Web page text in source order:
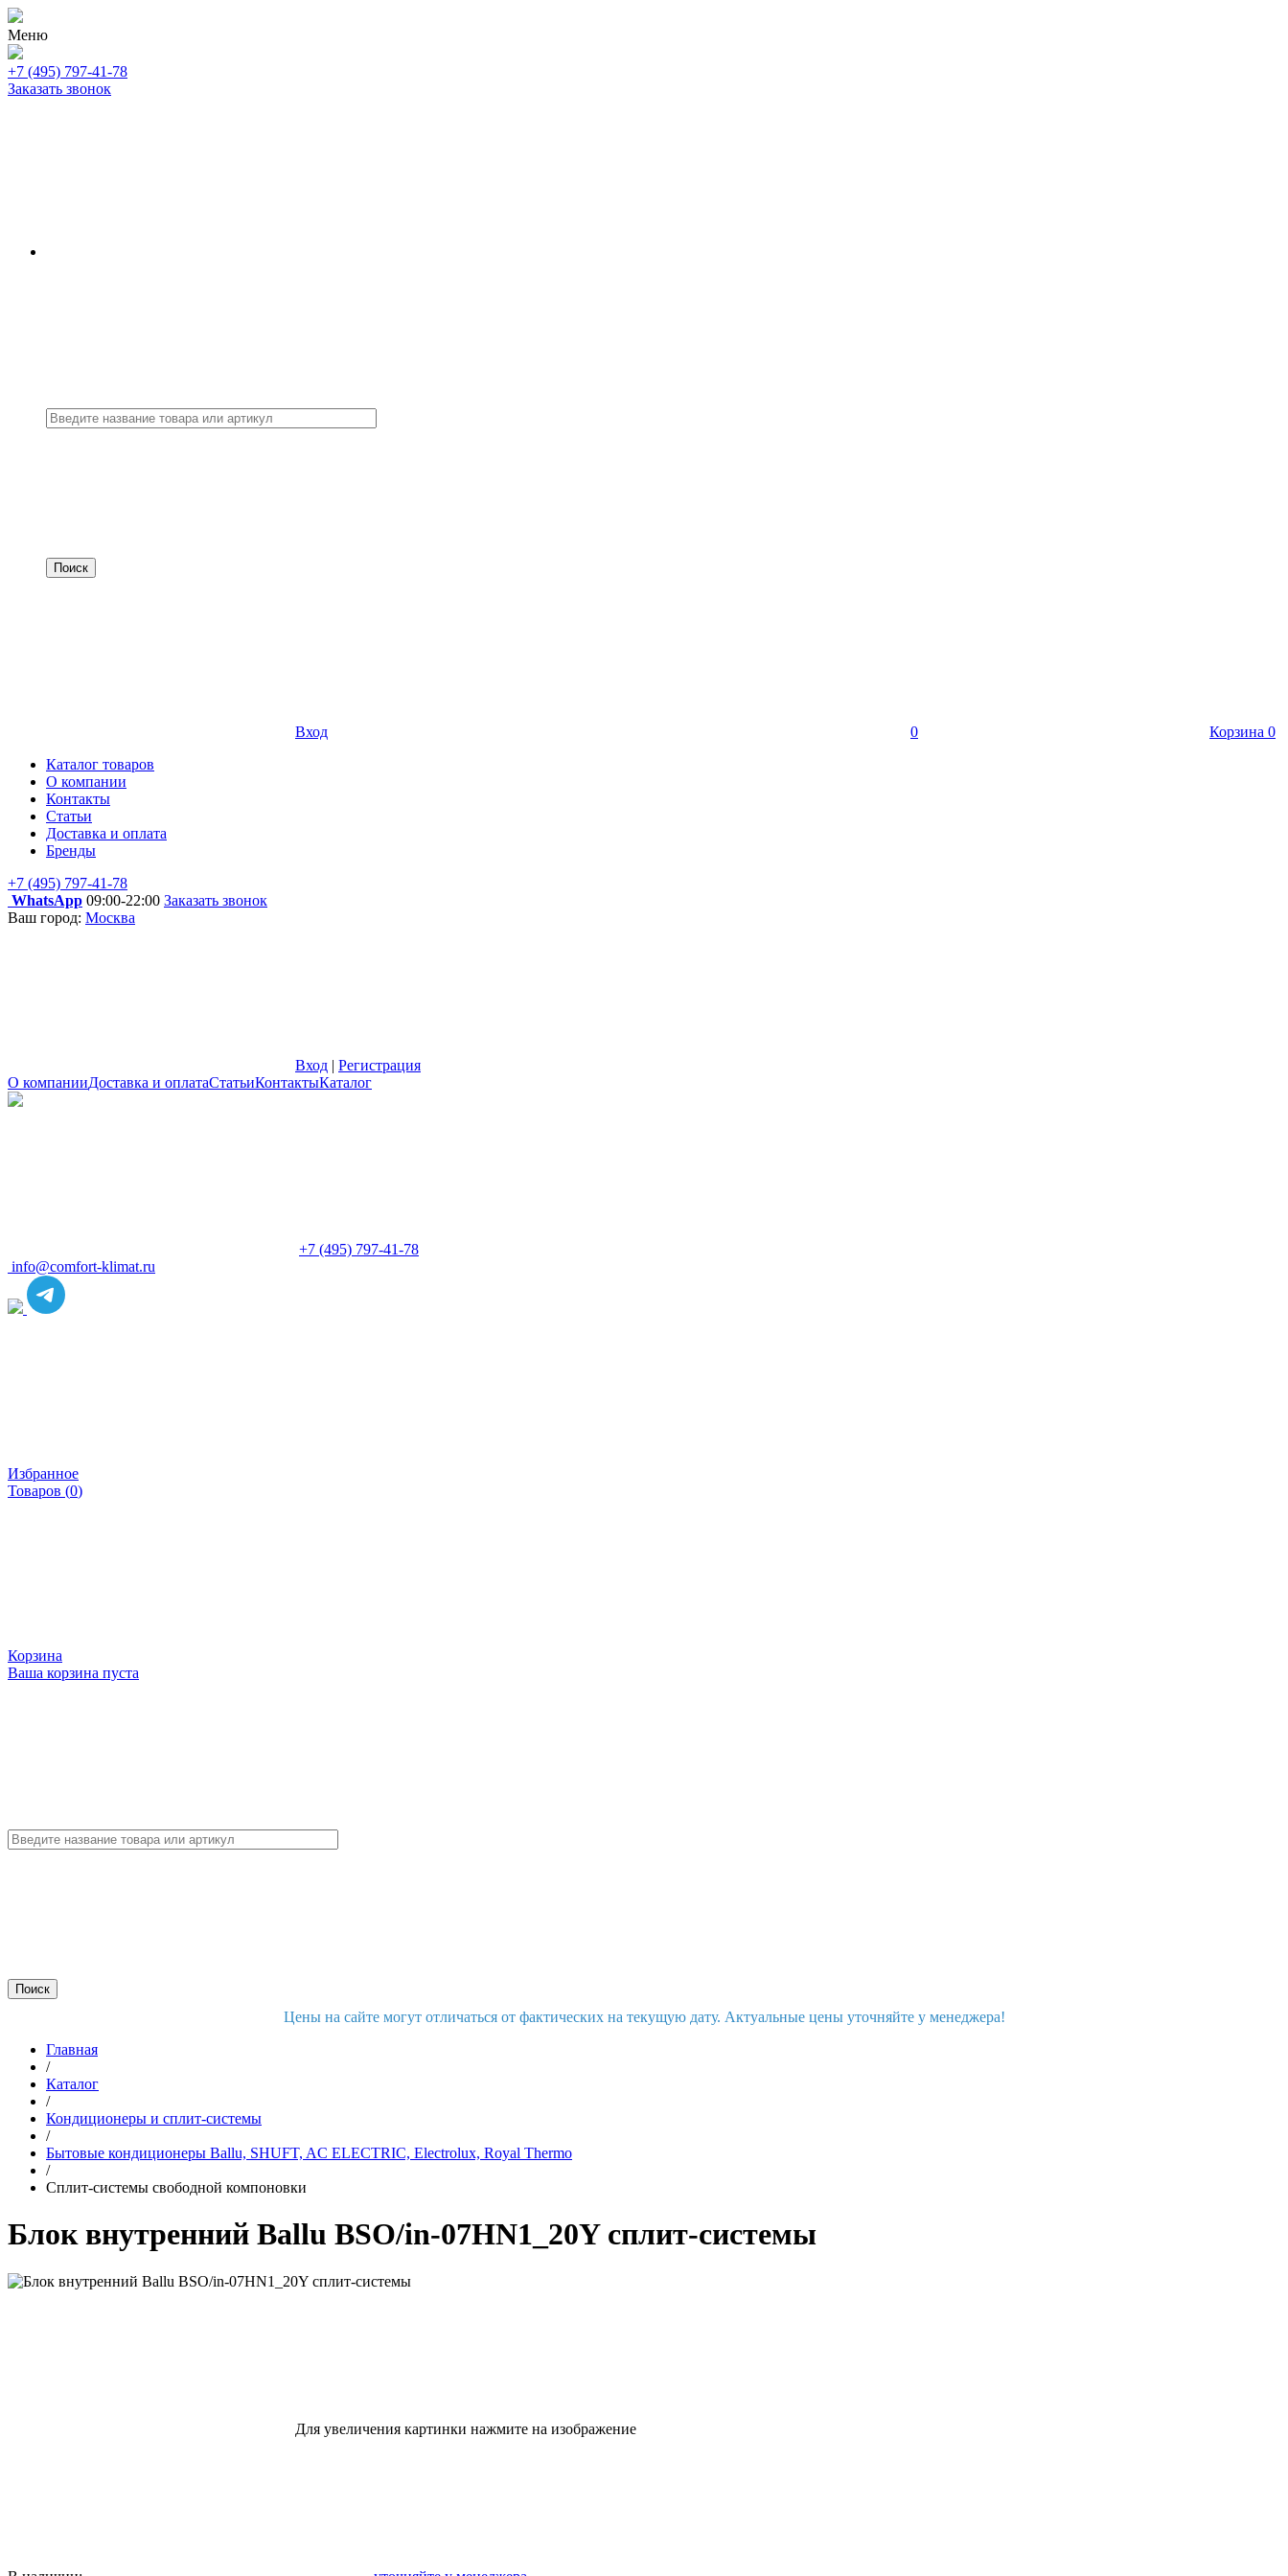
Меню
+7 (495) 797-41-78
Заказать звонок
Вход 0 Корзина 0
Каталог товаров
О компании
Контакты
Статьи
Доставка и оплата
Бренды
+7 (495) 797-41-78
WhatsApp 09:00-22:00 Заказать звонок
Ваш город: Москва
Вход | Регистрация
О компанииДоставка и оплатаСтатьиКонтактыКаталог
+7 (495) 797-41-78
info@comfort-klimat.ru
Избранное
Товаров (0)
Корзина
Ваша корзина пуста
Цены на сайте могут отличаться от фактических на текущую дату. Актуальные цены уточняйте у менеджера!
Главная
/
Каталог
/
Кондиционеры и сплит-системы
/
Бытовые кондиционеры Ballu, SHUFT, AC ELECTRIC, Electrolux, Royal Thermo
/
Сплит-системы свободной компоновки
Блок внутренний Ballu BSO/in-07HN1_20Y сплит-системы
Для увеличения картинки нажмите на изображение